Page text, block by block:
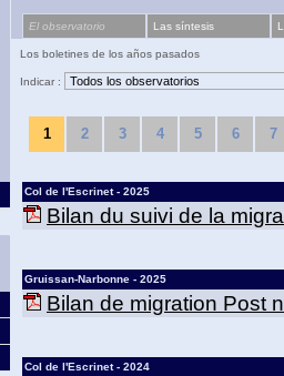
El observatorio Las síntesis
Los boletines de los años pasados
Indicar :
1 2 3 4 5 6 7
Col de l'Escrinet - 2025
Bilan du suivi de la
Gruissan-Narbonne - 2025
Bilan de migration Post
Col de l'Escrinet - 2024